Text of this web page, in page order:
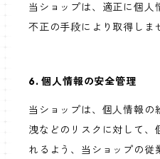
当ショップは、適正に個人
不正の手段により取得しま
6. 個人情報の安全管理
当ショップは、個人情報の
洩などのリスクに対して、
れるよう、当ショップの従